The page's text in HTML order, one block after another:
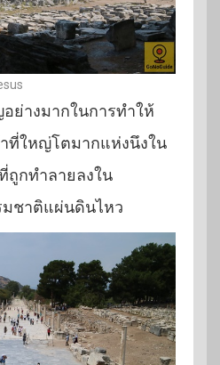
ย่างมากในการทำให้
าที่ใหญ่โตมากแห่งนึงใน
ถูกทำลายลงใน
มชาติแผ่นดินไหว